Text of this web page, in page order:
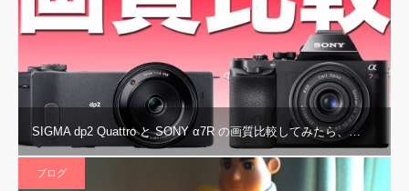
SIGMA dp2 Quattro と SONY α7R の画質比較してみたら、…
ブログ